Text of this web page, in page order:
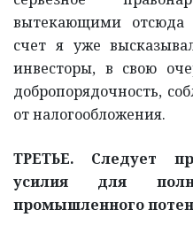
вытекающими отсюда
счет я уже
инвесторы, в свою
добропорядочность,
от налогообложения.
ТРЕТЬЕ. Следует
усилия для
промышленного